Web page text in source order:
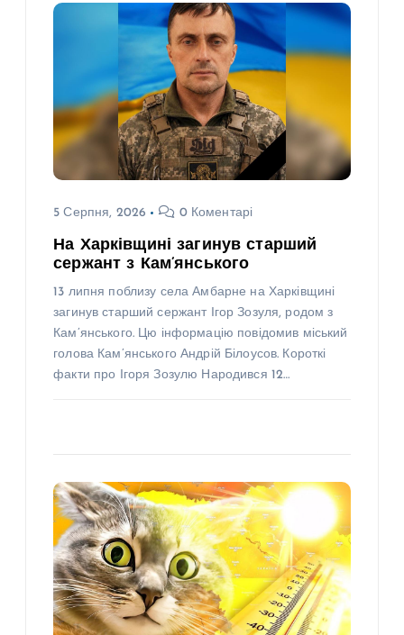
5 Серпня, 2026 0 Коментарі
На Харківщині загинув старший
сержант з Кам’янського
13 липня поблизу села Амбарне на Харківщині
загинув старший сержант Ігор Зозуля, родом з
Кам’янського. Цю інформацію повідомив міський
голова Кам’янського Андрій Білоусов. Короткі
факти про Ігоря Зозулю Народився 12…